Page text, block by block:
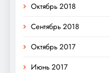
Октябрь 2018
Сентябрь 2018
Октябрь 2017
Июнь 2017